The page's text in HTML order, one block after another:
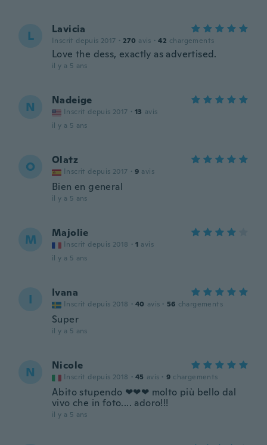
L Lavicia
Inscrit depuis 2017 · 270 avis · 42 chargements
Love the dess, exactly as advertised.
il y a 5 ans
N Nadeige
Inscrit depuis 2017 · 13 avis
il y a 5 ans
O Olatz
Inscrit depuis 2017 · 9 avis
Bien en general
il y a 5 ans
M Majolie
Inscrit depuis 2018 · 1 avis
il y a 5 ans
I Ivana
Inscrit depuis 2018 · 40 avis · 56 chargements
Super
il y a 5 ans
N Nicole
Inscrit depuis 2018 · 45 avis · 9 chargements
Abito stupendo ❤❤❤ molto più bello dal
vivo che in foto.... adoro!!!
il y a 5 ans